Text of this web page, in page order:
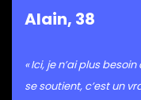
Alain, 38
« Ici, je n’ai plus
se soutient, c’est un